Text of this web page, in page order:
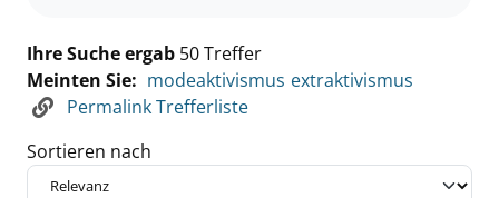
Ihre Suche ergab 50 Treffer
Meinten Sie: modeaktivismus extraktivismus
Permalink Trefferliste
Sortieren nach